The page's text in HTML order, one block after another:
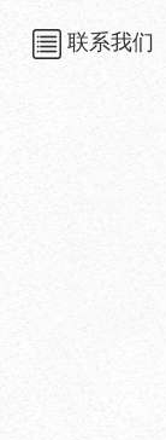
联系我们